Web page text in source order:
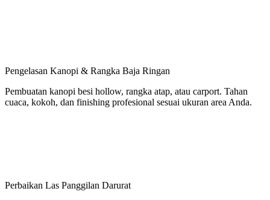
Pengelasan Kanopi & Rangka Baja Ringan
Pembuatan kanopi besi hollow, rangka atap, atau carport. Tahan
cuaca, kokoh, dan finishing profesional sesuai ukuran area Anda.
Perbaikan Las Panggilan Darurat